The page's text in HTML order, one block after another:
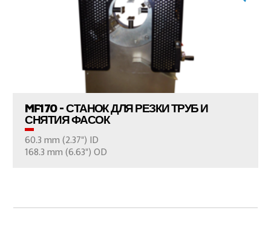
MF170 - СТАНОК ДЛЯ РЕЗКИ ТРУБ И
СНЯТИЯ ФАСОК
60.3 mm (2.37") ID
168.3 mm (6.63") OD
ПРОСМОТР ПРОДУКТОВ